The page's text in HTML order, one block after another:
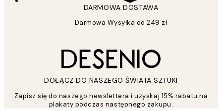
DARMOWA DOSTAWA
Darmowa Wysyłka od 249 zł
DOŁĄCZ DO NASZEGO ŚWIATA SZTUKI
Zapisz się do naszego newslettera i uzyskaj 15% rabatu na
plakaty podczas następnego zakupu.